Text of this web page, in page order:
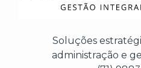
Soluções
administração e